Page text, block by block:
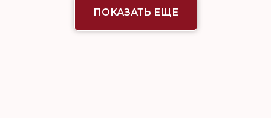
ПОКАЗАТЬ ЕЩЕ